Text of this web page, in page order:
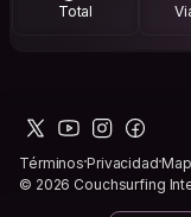
Total
TérminosPrivacidad
© 2026 Couchsurfing